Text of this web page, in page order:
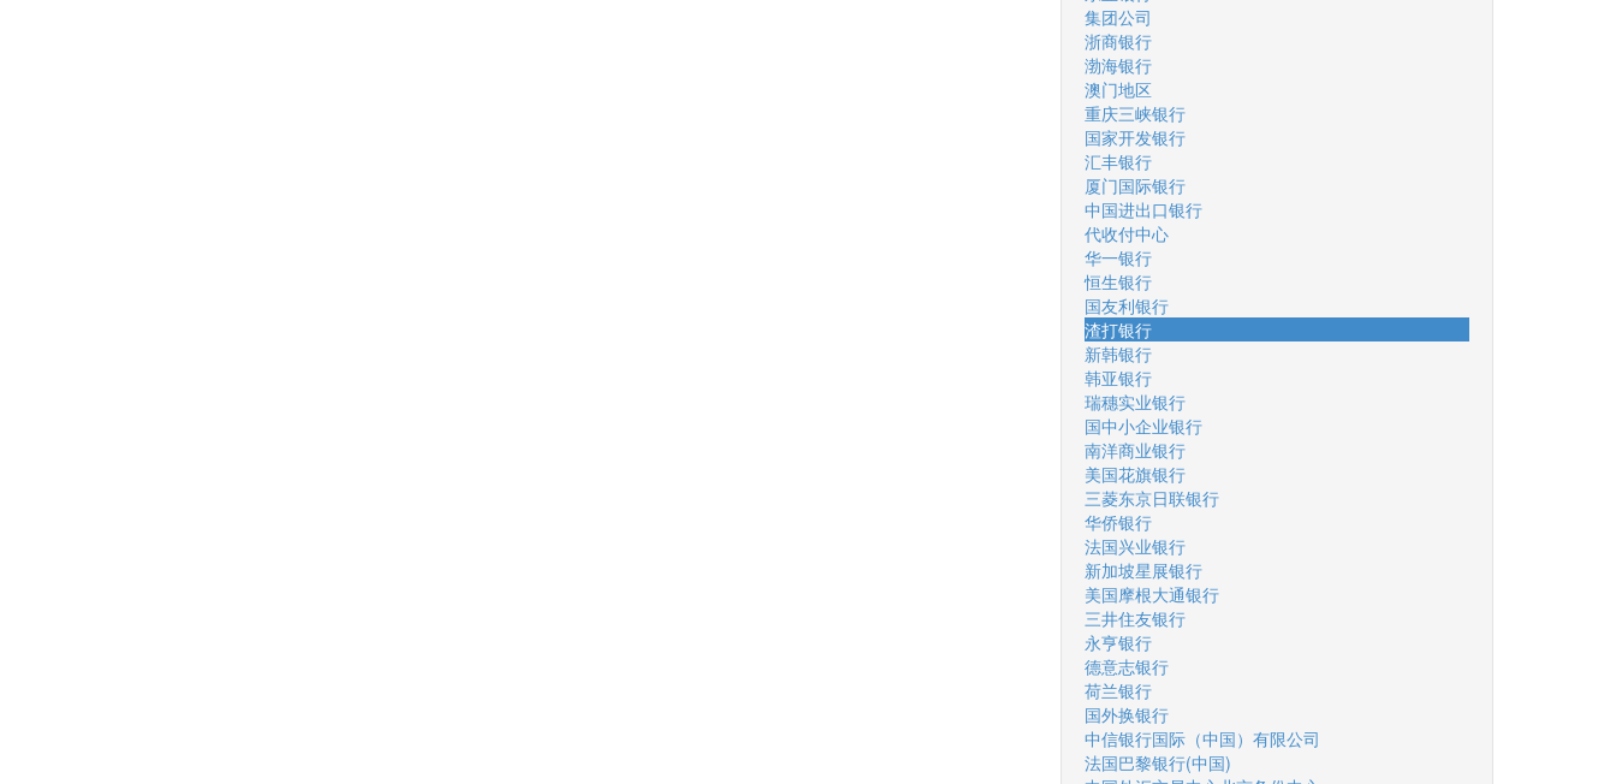
集团公司
浙商银行
渤海银行
澳门地区
重庆三峡银行
国家开发银行
汇丰银行
厦门国际银行
中国进出口银行
代收付中心
华一银行
恒生银行
国友利银行
渣打银行
新韩银行
韩亚银行
瑞穗实业银行
国中小企业银行
南洋商业银行
美国花旗银行
三菱东京日联银行
华侨银行
法国兴业银行
新加坡星展银行
美国摩根大通银行
三井住友银行
永亨银行
德意志银行
荷兰银行
国外换银行
中信银行国际（中国）有限公司
法国巴黎银行(中国)